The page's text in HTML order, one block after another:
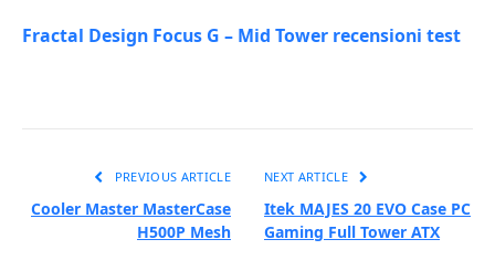
Fractal Design Focus G – Mid Tower recensioni test
PREVIOUS ARTICLE
Cooler Master MasterCase
H500P Mesh
NEXT ARTICLE
Itek MAJES 20 EVO Case PC
Gaming Full Tower ATX